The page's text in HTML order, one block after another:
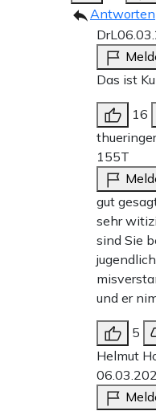
Antworten
DrL
Das ist
16
thueringer
155T
gut
sehr
sind Sie
und er
5
Helmut